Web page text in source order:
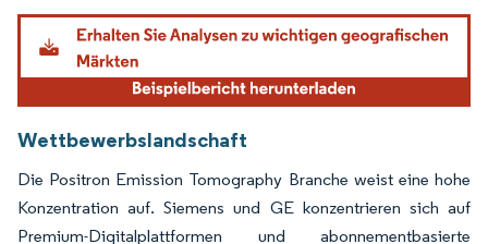
Bild © Mordor Intelligence. Wiederverwendung erfordert Namensnennung gemäß
Wettbewerbslandschaft
Die Positron Emission Tomography Branche weist eine hohe
Konzentration auf. Siemens und GE konzentrieren sich auf
Premium-Digitalplattformen und abonnementbasierte